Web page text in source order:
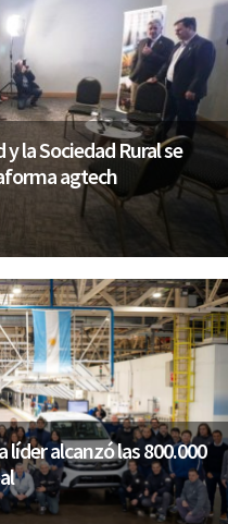
la Sociedad Rural se
agtech
alcanzó las 800.000